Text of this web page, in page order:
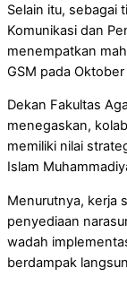
Selain itu, sebagai
Komunikasi dan
menempatkan
GSM pada
Dekan Fakultas
menegaskan,
memiliki nilai
Islam
Menurutnya, kerja
penyediaan
wadah
berdampak